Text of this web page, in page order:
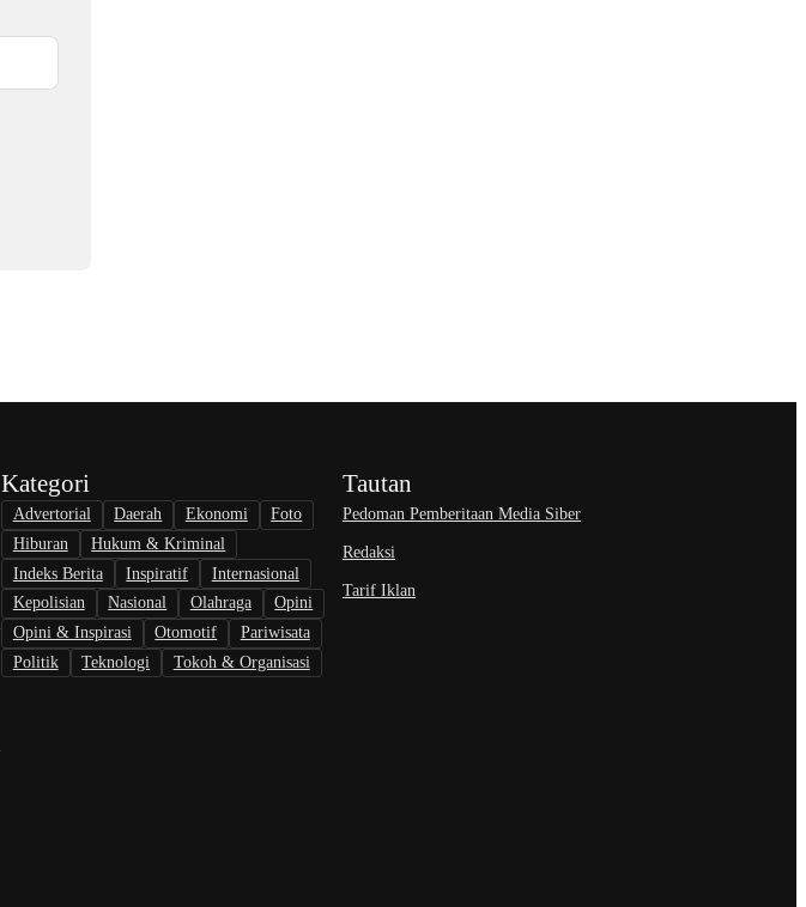
Kategori
Advertorial Daerah Ekonomi
Foto
Hiburan
Hukum & Kriminal
Indeks Berita
Inspiratif
Internasional
Kepolisian
Nasional Olahraga
Opini
Opini & Inspirasi
Otomotif
Pariwisata
Politik
Teknologi Tokoh & Organisasi
Tautan
Pedoman Pemberitaan Media Siber
Redaksi
Tarif Iklan